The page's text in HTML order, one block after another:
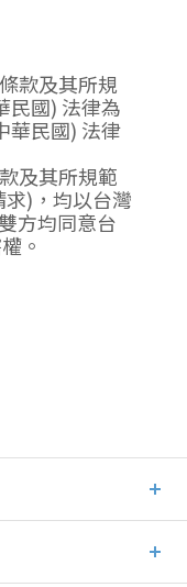
款及其所規
民國) 法律為
華民國) 法律
及其所規範
)，均以台灣
方均同意台
。